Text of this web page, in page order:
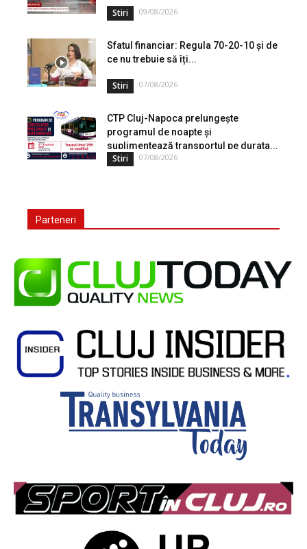
Stiri 09/08/2026
Sfatul financiar: Regula 70-20-10 și de
ce nu trebuie să îți...
Stiri 07/08/2026
CTP Cluj-Napoca prelungește
programul de noapte și
suplimentează transportul pe durata...
Stiri 07/08/2026
Parteneri